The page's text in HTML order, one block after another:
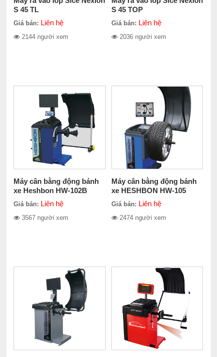
S 45 TL
Giá bán: Liên hệ
2144 người xem
S 45 TOP
Giá bán: Liên hệ
2036 người xem
Máy cân bằng động bánh
xe Heshbon HW-102B
Giá bán: Liên hệ
3567 người xem
Máy cân bằng động bánh
xe HESHBON HW-105
Giá bán: Liên hệ
2474 người xem